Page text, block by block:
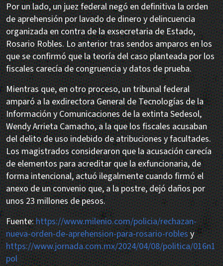
Por un lado, un juez federal negó en definitiva la orden
de aprehensión por lavado de dinero y delincuencia
organizada en contra de la exsecretaria de Estado,
Rosario Robles. Lo anterior tras sendos amparos en los
que se confirmó que la teoría del caso planteada por los
fiscales carecía de congruencia y datos de prueba.
Mientras que, en otro proceso, un tribunal federal
amparó a la exdirectora General de Tecnologías de la
Información y Comunicaciones de la extinta Sedesol,
Wendy Arrieta Camacho, a la que los fiscales acusaban
del delito de uso indebido de atribuciones y facultades.
Los magistrados consideraron que la acusación carecía
de elementos para acreditar que la exfuncionaria, de
forma intencional, actuó ilegalmente cuando firmó el
anexo de un convenio que, a la postre, dejó daños por
unos 23 millones de pesos.
Fuente:https://www.milenio.com/policia/rechazan-
nueva-orden-de-aprehension-para-rosario-roblesy
https://www.jornada.com.mx/2024/04/08/politica/016n1
pol